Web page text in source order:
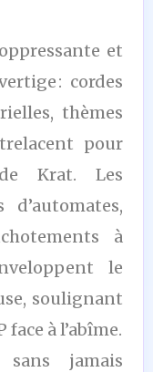
et
: cordes
thèmes
pour
Krat. Les
à
le
soulignant
à l’abîme.
jamais